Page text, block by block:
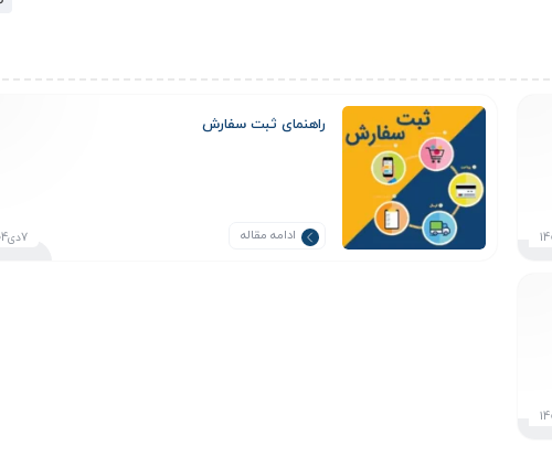
راهنمای ثبت سفارش
ادامه مقاله 7دی1404